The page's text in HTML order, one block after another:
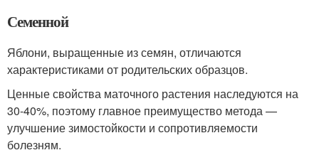
Семенной
Яблони, выращенные из семян, отличаются
характеристиками от родительских образцов.
Ценные свойства маточного растения наследуются на
30-40%, поэтому главное преимущество метода —
улучшение зимостойкости и сопротивляемости
болезням.